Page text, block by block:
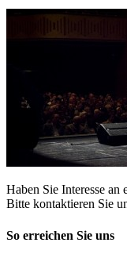
Haben Sie Interesse
Bitte kontaktieren Sie
So erreichen Sie uns